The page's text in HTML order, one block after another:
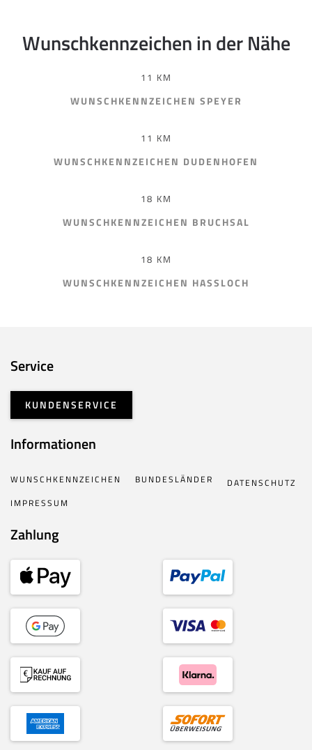
Wunschkennzeichen in der Nähe
11 KM
WUNSCHKENNZEICHEN SPEYER
11 KM
WUNSCHKENNZEICHEN DUDENHOFEN
18 KM
WUNSCHKENNZEICHEN BRUCHSAL
18 KM
WUNSCHKENNZEICHEN HASSLOCH
Service
KUNDENSERVICE
Informationen
WUNSCHKENNZEICHEN BUNDESLÄNDER
DATENSCHUTZ
IMPRESSUM
Zahlung